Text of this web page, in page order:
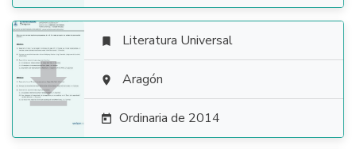

 Literatura Universal
 Aragón
 Ordinaria de 2014